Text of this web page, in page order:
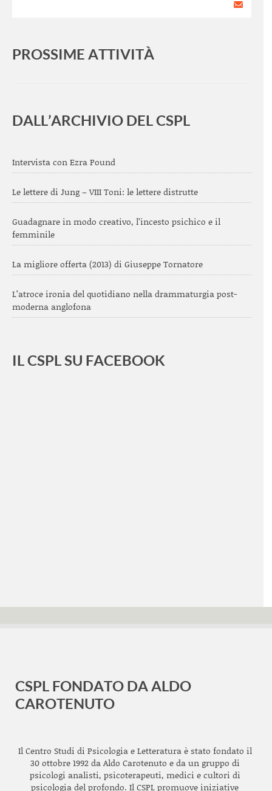
PROSSIME ATTIVITÀ
DALL’ARCHIVIO DEL CSPL
Intervista con Ezra Pound
Le lettere di Jung – VIII Toni: le lettere distrutte
Guadagnare in modo creativo, l’incesto psichico e il
femminile
La migliore offerta (2013) di Giuseppe Tornatore
L’atroce ironia del quotidiano nella drammaturgia post-
moderna anglofona
IL CSPL SU FACEBOOK
CSPL FONDATO DA ALDO
CAROTENUTO
Il Centro Studi di Psicologia e Letteratura è stato fondato il
30 ottobre 1992 da Aldo Carotenuto e da un gruppo di
psicologi analisti, psicoterapeuti, medici e cultori di
psicologia del profondo. Il CSPL promuove iniziative